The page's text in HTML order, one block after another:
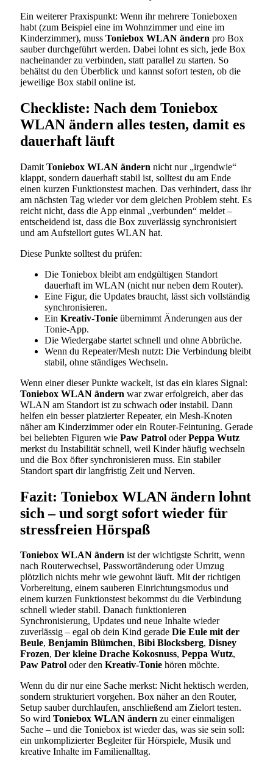
Ein weiterer Praxispunkt: Wenn ihr mehrere Tonieboxen
habt (zum Beispiel eine im Wohnzimmer und eine im
Kinderzimmer), muss Toniebox WLAN ändern pro Box
sauber durchgeführt werden. Dabei lohnt es sich, jede Box
nacheinander zu verbinden, statt parallel zu starten. So
behältst du den Überblick und kannst sofort testen, ob die
jeweilige Box stabil online ist.
Checkliste: Nach dem Toniebox
WLAN ändern alles testen, damit es
dauerhaft läuft
Damit Toniebox WLAN ändern nicht nur „irgendwie“
klappt, sondern dauerhaft stabil ist, solltest du am Ende
einen kurzen Funktionstest machen. Das verhindert, dass ihr
am nächsten Tag wieder vor dem gleichen Problem steht. Es
reicht nicht, dass die App einmal „verbunden“ meldet –
entscheidend ist, dass die Box zuverlässig synchronisiert
und am Aufstellort gutes WLAN hat.
Diese Punkte solltest du prüfen:
Die Toniebox bleibt am endgültigen Standort
dauerhaft im WLAN (nicht nur neben dem Router).
Eine Figur, die Updates braucht, lässt sich vollständig
synchronisieren.
Ein Kreativ-Tonie übernimmt Änderungen aus der
Tonie-App.
Die Wiedergabe startet schnell und ohne Abbrüche.
Wenn du Repeater/Mesh nutzt: Die Verbindung bleibt
stabil, ohne ständiges Wechseln.
Wenn einer dieser Punkte wackelt, ist das ein klares Signal:
Toniebox WLAN ändern war zwar erfolgreich, aber das
WLAN am Standort ist zu schwach oder instabil. Dann
helfen ein besser platzierter Repeater, ein Mesh-Knoten
näher am Kinderzimmer oder ein Router-Feintuning. Gerade
bei beliebten Figuren wie Paw Patrol oderPeppa Wutz
merkst du Instabilität schnell, weil Kinder häufig wechseln
und die Box öfter synchronisieren muss. Ein stabiler
Standort spart dir langfristig Zeit und Nerven.
Fazit: Toniebox WLAN ändern lohnt
sich – und sorgt sofort wieder für
stressfreien Hörspaß
Toniebox WLAN ändern ist der wichtigste Schritt, wenn
nach Routerwechsel, Passwortänderung oder Umzug
plötzlich nichts mehr wie gewohnt läuft. Mit der richtigen
Vorbereitung, einem sauberen Einrichtungsmodus und
einem kurzen Funktionstest bekommst du die Verbindung
schnell wieder stabil. Danach funktionieren
Synchronisierung, Updates und neue Inhalte wieder
zuverlässig – egal ob dein Kind gerade Die Eule mit der
Beule, Benjamin Blümchen, Bibi Blocksberg, Disney
Frozen, Der kleine Drache Kokosnuss, Peppa Wutz,
Paw Patrol oder den Kreativ-Tonie hören möchte.
Wenn du dir nur eine Sache merkst: Nicht hektisch werden,
sondern strukturiert vorgehen. Box näher an den Router,
Setup sauber durchlaufen, anschließend am Zielort testen.
So wird Toniebox WLAN ändern zu einer einmaligen
Sache – und die Toniebox ist wieder das, was sie sein soll:
ein unkomplizierter Begleiter für Hörspiele, Musik und
kreative Inhalte im Familienalltag.